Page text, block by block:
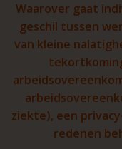
Waarover gaat
geschil tussen
van kleine
ziekte), een
redenen